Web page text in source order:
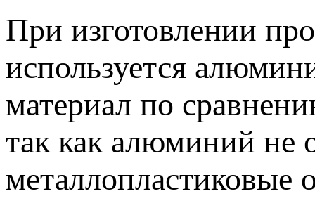
При изготовлении
используется
материал по
так как алюминий не
металлопластиковые